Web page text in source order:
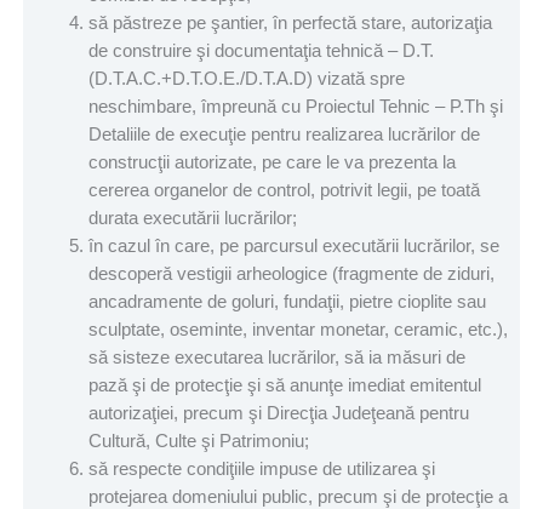
să păstreze pe şantier, în perfectă stare, autorizaţia
de construire şi documentaţia tehnică – D.T.
(D.T.A.C.+D.T.O.E./D.T.A.D) vizată spre
neschimbare, împreună cu Proiectul Tehnic – P.Th şi
Detaliile de execuţie pentru realizarea lucrărilor de
construcţii autorizate, pe care le va prezenta la
cererea organelor de control, potrivit legii, pe toată
durata executării lucrărilor;
în cazul în care, pe parcursul executării lucrărilor, se
descoperă vestigii arheologice (fragmente de ziduri,
ancadramente de goluri, fundaţii, pietre cioplite sau
sculptate, oseminte, inventar monetar, ceramic, etc.),
să sisteze executarea lucrărilor, să ia măsuri de
pază şi de protecţie şi să anunţe imediat emitentul
autorizaţiei, precum şi Direcţia Judeţeană pentru
Cultură, Culte şi Patrimoniu;
să respecte condiţiile impuse de utilizarea şi
protejarea domeniului public, precum şi de protecţie a